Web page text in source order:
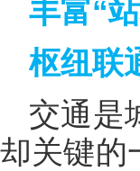
丰富“
枢纽联
交通是
却关键的